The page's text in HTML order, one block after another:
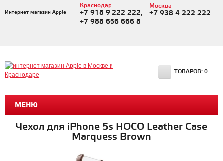
Интернет магазин Apple
Краснодар
+7 918 9 222 222,
+7 988 666 666 8
Москва
+7 938 4 222 222
МЕНЮ
ТОВАРОВ: 0
Чехол для iPhone 5s HOCO Leather Case
Marquess Brown